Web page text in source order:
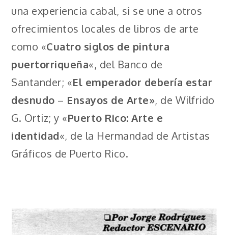
una experiencia cabal, si se une a otros
ofrecimientos locales de libros de arte
como «Cuatro siglos de pintura
puertorriqueña«, del Banco de
Santander; «El emperador debería estar
desnudo – Ensayos de Arte», de Wilfrido
G. Ortiz; y «Puerto Rico: Arte e
identidad«, de la Hermandad de Artistas
Gráficos de Puerto Rico.